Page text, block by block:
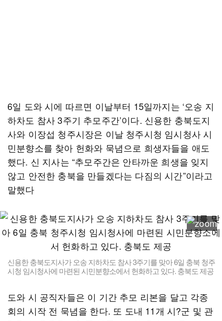
6일 도와 시에 따르면 이날부터 15일까지는 ‘오송 지
하차도 참사 3주기 추모주간’이다. 신용한 충북도지
사와 이장섭 청주시장은 이날 청주시청 임시청사 시
민분향소를 찾아 헌화와 묵념으로 희생자들을 애도
했다. 신 지사는 “추모주간은 안타까운 희생을 잊지
않고 안전한 충북을 만들겠다는 다짐의 시간”이라고
말했다
신용한 충북도지사가 오송 지하차도 참사 3주기를 맞아 6일 충북 청주
시청 임시청사에 마련된 시민분향소에서 헌화하고 있다. 충북도 제공
도와 시 공직자들은 이 기간 추모 리본을 달고 각종
회의 시작 전 묵념을 한다. 또 도내 11개 시?군 및 관